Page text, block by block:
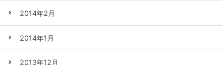
2014年2月
2014年1月
2013年12月